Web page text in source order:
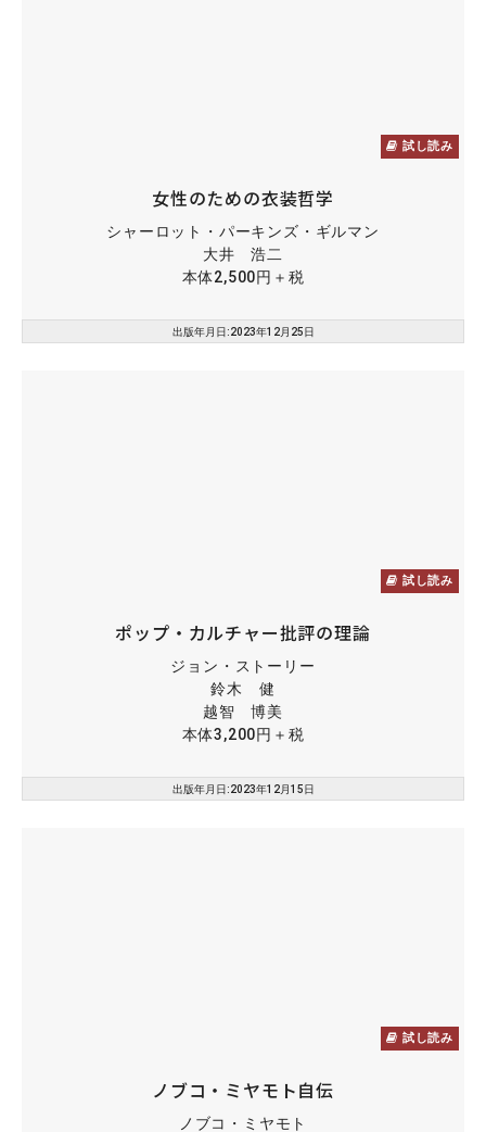
試し読み
女性のための衣装哲学
シャーロット・パーキンズ・ギルマン
大井 浩二
本体2,500円＋税
出版年月日:2023年12月25日
試し読み
ポップ・カルチャー批評の理論
ジョン・ストーリー
鈴木 健
越智 博美
本体3,200円＋税
出版年月日:2023年12月15日
試し読み
ノブコ・ミヤモト自伝
ノブコ・ミヤモト